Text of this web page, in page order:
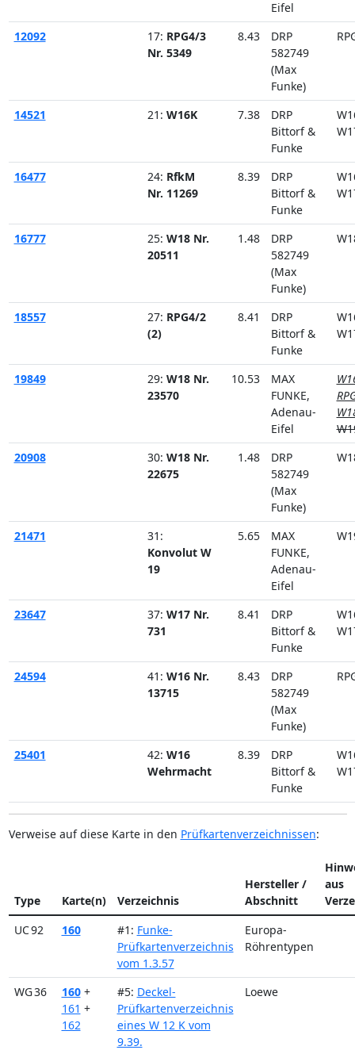
Eifel
12092
17: RPG4/3
Nr. 5349
8.43
DRP
582749
(Max
Funke)
14521 21: W16K 7.38
DRP
Bittorf &
Funke
16477 24: RfkM
Nr. 11269
8.39
DRP
Bittorf &
Funke
16777 25: W18 Nr.
20511
1.48
DRP
582749
(Max
Funke)
18557 27: RPG4/2
(2)
8.41
DRP
Bittorf &
Funke
19849 29: W18 Nr.
23570
10.53
MAX
FUNKE,
Adenau-
Eifel
20908
30: W18 Nr.
22675
1.48
DRP
582749
(Max
Funke)
21471
31:
Konvolut W
19
5.65
MAX
FUNKE,
Adenau-
Eifel
23647 37: W17 Nr.
731
8.41
DRP
Bittorf &
Funke
24594 41: W16 Nr.
13715
8.43
DRP
582749
(Max
Funke)
25401 42: W16
Wehrmacht
8.39
DRP
Bittorf &
Funke
Verweise auf diese Karte in den Prüfkartenverzeichnissen:
Type Karte(n) Verzeichnis
Hersteller /
Abschnitt
aus
UC 92
160 #1: Funke-
Prüfkartenverzeichnis
vom 1.3.57
Europa-
Röhrentypen
WG 36 160 +
161 +
162
#5: Deckel-
Prüfkartenverzeichnis
eines W 12 K vom
9.39.
Loewe